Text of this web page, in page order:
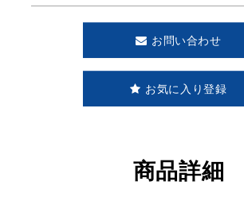
お問い合わせ
お気に入り登録
商品詳細